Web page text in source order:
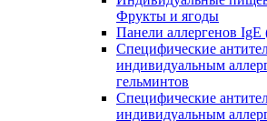
Фрукты и ягоды
Панели аллергенов
Специфические
индивидуальным
гельминтов
Специфические
индивидуальным